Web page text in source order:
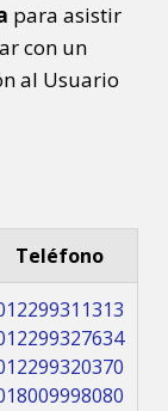
para asistir
con un
al Usuario
Teléfono